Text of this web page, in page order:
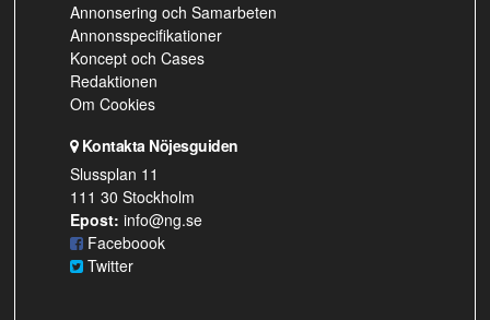
Annonsering och Samarbeten
Annonsspecifikationer
Koncept och Cases
Redaktionen
Om Cookies
Kontakta Nöjesguiden
Slussplan 11
111 30 Stockholm
Epost: info@ng.se
Faceboook
Twitter